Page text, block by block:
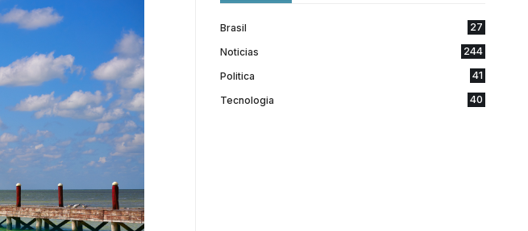
Brasil 27
Noticias 244
Politica 41
Tecnologia 40